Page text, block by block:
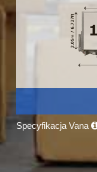
Specyfikacja Vana